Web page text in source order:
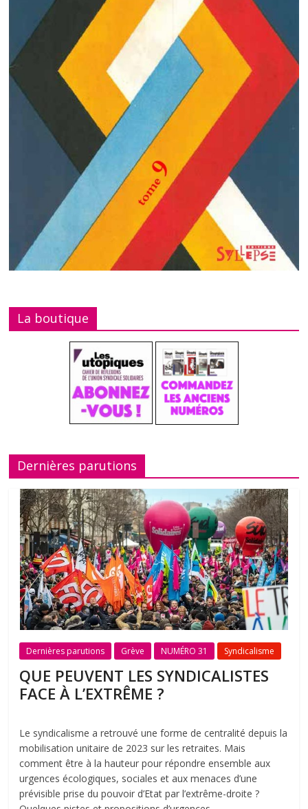
La boutique
Dernières parutions
Dernières parutions Grève NUMÉRO 31 Syndicalisme
QUE PEUVENT LES SYNDICALISTES
FACE À L’EXTRÊME ?
Le syndicalisme a retrouvé une forme de centralité depuis la
mobilisation unitaire de 2023 sur les retraites. Mais
comment être à la hauteur pour répondre ensemble aux
urgences écologiques, sociales et aux menaces d’une
prévisible prise du pouvoir d’Etat par l’extrême-droite ?